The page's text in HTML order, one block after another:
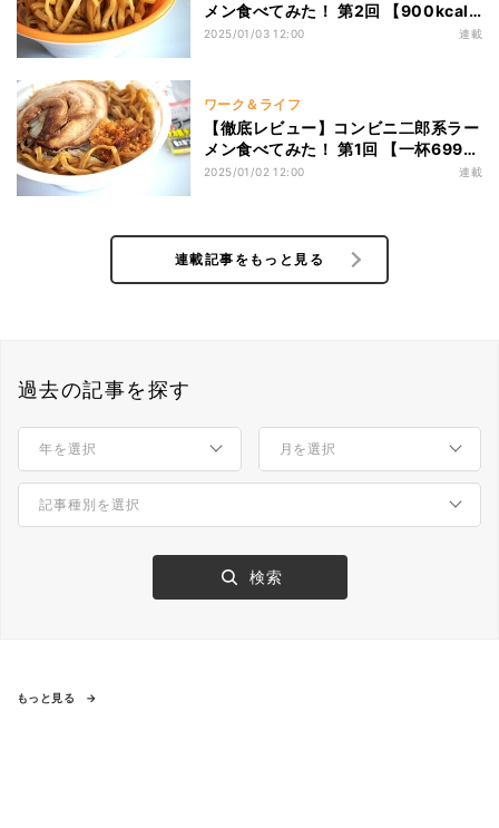
メン食べてみた！ 第2回 【900kcal
超え】ファミマの“二郎系ラーメ
はどうだ?
2025/01/03 12:00 連載
ワーク＆ライフ
【徹底レビュー】コンビニ二郎系ラー
メン食べてみた！ 第1回 【一杯699
円】セブン-イレブンの二郎系ラーメ
はどう?
2025/01/02 12:00 連載
連載記事をもっと見る
過去の記事を探す
もっと見る